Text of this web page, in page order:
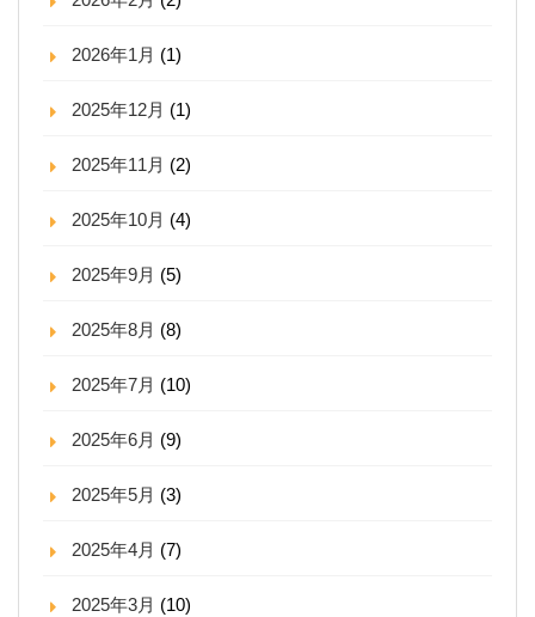
2026年1月 (1)
2025年12月 (1)
2025年11月 (2)
2025年10月 (4)
2025年9月 (5)
2025年8月 (8)
2025年7月 (10)
2025年6月 (9)
2025年5月 (3)
2025年4月 (7)
2025年3月 (10)